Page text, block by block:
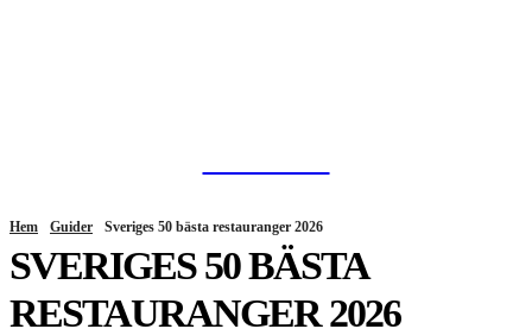
Hem Guider Sveriges 50 bästa restauranger 2026
SVERIGES 50 BÄSTA
RESTAURANGER 2026